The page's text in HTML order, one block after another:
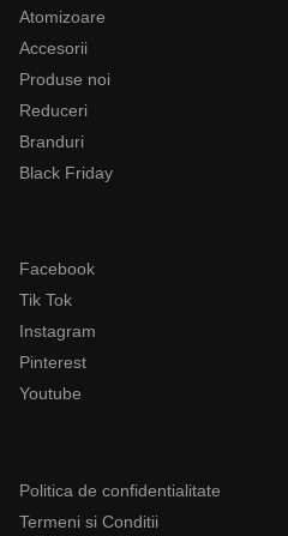
Atomizoare
Accesorii
Produse noi
Reduceri
Branduri
Black Friday
Facebook
Tik Tok
Instagram
Pinterest
Youtube
Politica de confidentialitate
Termeni si Conditii